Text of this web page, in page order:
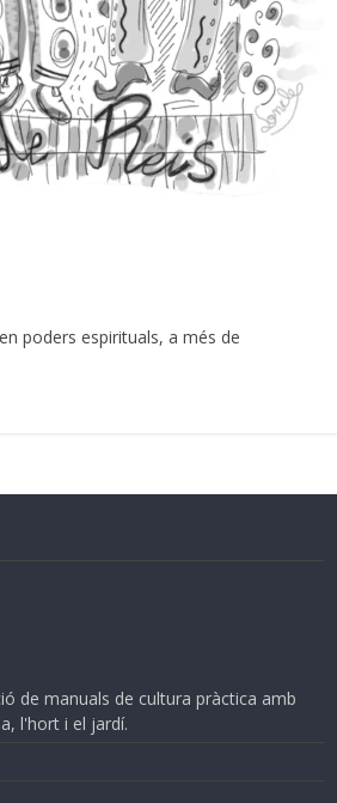
poders espirituals, a més de
de manuals de cultura pràctica amb
l'hort i el jardí.